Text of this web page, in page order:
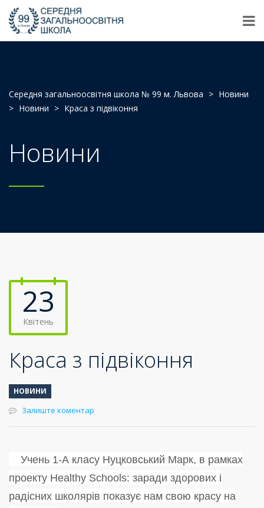
Середня загальноосвітня школа № 99 м. Львова > Новини
> Новини > Краса з підвіконня
Новини
23
Квітень
Краса з підвіконня
НОВИНИ
Залиште коментар
Учень 1-А класу Нуцковський Марк, в рамках
проекту Healthy Schools: заради здорових і
радісних школярів показує нам свою красу на